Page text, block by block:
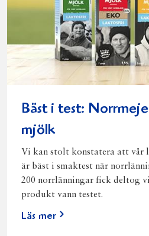
Bäst i test:
mjölk
Vi kan stolt konstatera att
är bäst i smaktest när
200 norrlänningar fick deltog
produkt vann testet.
Läs mer